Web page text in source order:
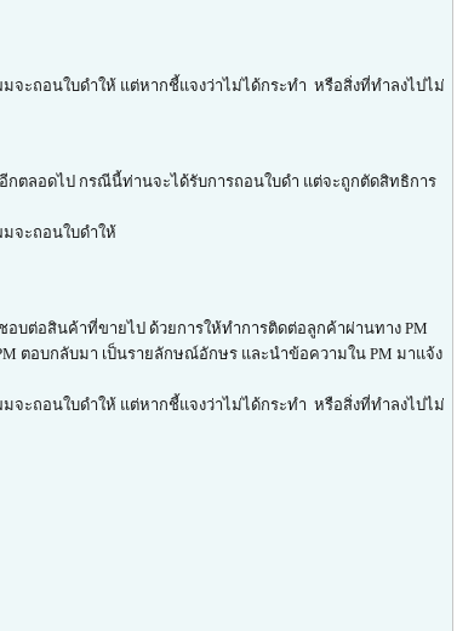
จะถอนใบดำให้ แต่หากชี้แจงว่าไม่ได้กระทำ หรือสิ่งที่ทำลงไปไม่
ตลอดไป กรณีนี้ท่านจะได้รับการถอนใบดำ แต่จะถูกตัดสิทธิการ
จะถอนใบดำให้
บต่อสินค้าที่ขายไป ด้วยการให้ทำการติดต่อลูกค้าผ่านทาง PM
ตอบกลับมา เป็นรายลักษณ์อักษร และนำข้อความใน PM มาแจ้ง
จะถอนใบดำให้ แต่หากชี้แจงว่าไม่ได้กระทำ หรือสิ่งที่ทำลงไปไม่